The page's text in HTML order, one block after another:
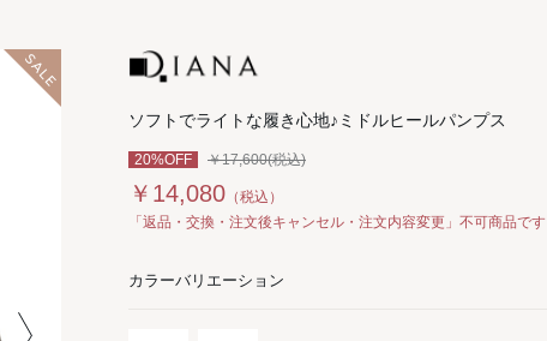
ソフトでライトな履き心地♪ミドルヒールパンプス
20%OFF ￥17,600(税込)
￥14,080 （税込）
「返品・交換・注文後キャンセル・注文内容変更」不可商品です
カラーバリエーション